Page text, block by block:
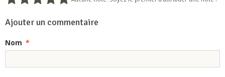
Ajouter un commentaire
Nom